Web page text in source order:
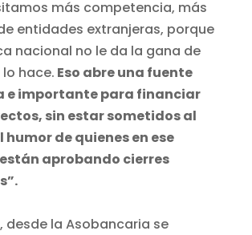
más competencia, más
entidades extranjeras, porque
nacional no le da la gana de
hace. Eso abre una fuente
e importante para financiar
sin estar sometidos al
humor de quienes en ese
aprobando cierres
desde la Asobancaria se